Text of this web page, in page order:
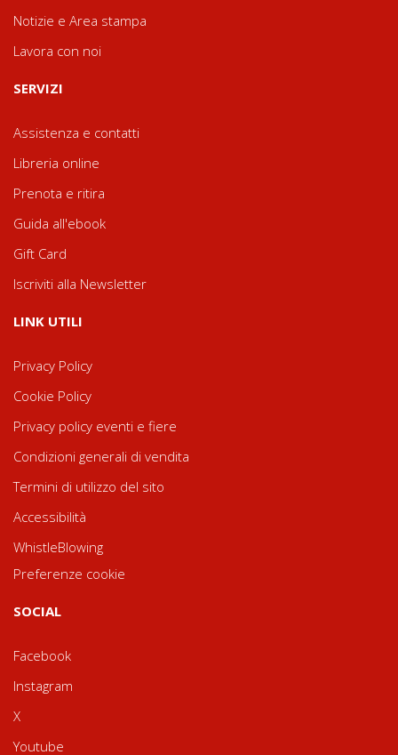
Notizie e Area stampa
Lavora con noi
SERVIZI
Assistenza e contatti
Libreria online
Prenota e ritira
Guida all'ebook
Gift Card
Iscriviti alla Newsletter
LINK UTILI
Privacy Policy
Cookie Policy
Privacy policy eventi e fiere
Condizioni generali di vendita
Termini di utilizzo del sito
Accessibilità
WhistleBlowing
Preferenze cookie
SOCIAL
Facebook
Instagram
X
Youtube